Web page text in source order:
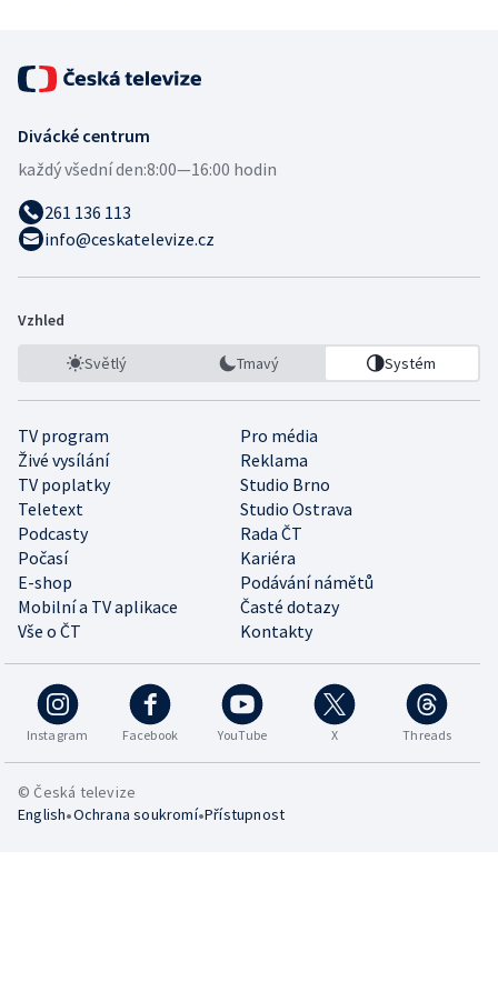
Divácké centrum
každý všední den:8:00—16:00 hodin
261 136 113
info@ceskatelevize.cz
Vzhled
Světlý Tmavý Systém
TV program
Pro média
Živé vysílání
Reklama
TV poplatky
Studio Brno
Teletext
Studio Ostrava
Podcasty
Rada ČT
Počasí
Kariéra
E-shop
Podávání námětů
Mobilní a TV aplikace
Časté dotazy
Vše o ČT
Kontakty
Instagram Facebook YouTube X Threads
© Česká televize
English•Ochrana soukromí•Přístupnost